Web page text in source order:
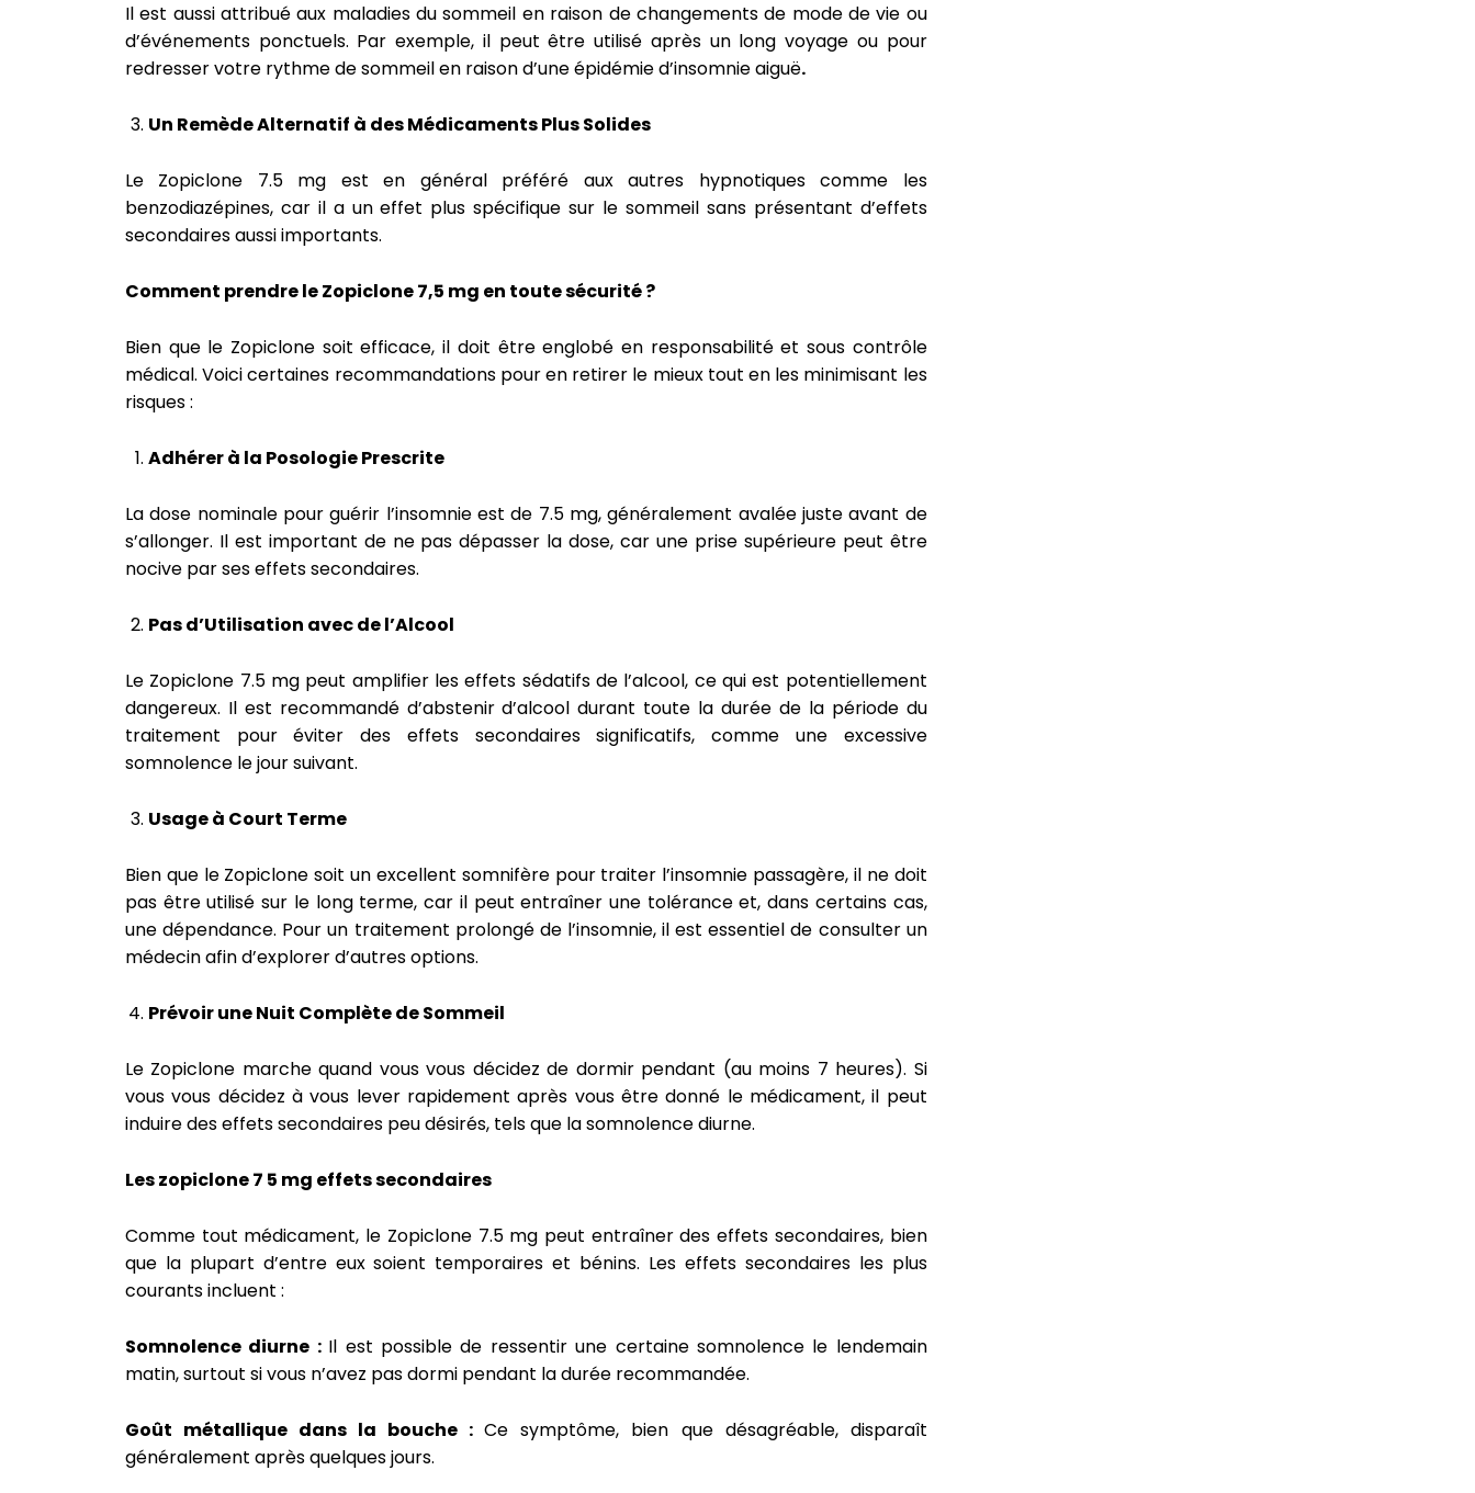
Il est aussi attribué aux maladies du sommeil en raison de changements de mode de vie ou
d’événements ponctuels. Par exemple, il peut être utilisé après un long voyage ou pour
redresser votre rythme de sommeil en raison d’une épidémie d’insomnie aiguë.
Un Remède Alternatif à des Médicaments Plus Solides
Le Zopiclone 7.5 mg est en général préféré aux autres hypnotiques comme les
benzodiazépines, car il a un effet plus spécifique sur le sommeil sans présentant d’effets
secondaires aussi importants.
Comment prendre le Zopiclone 7,5 mg en toute sécurité ?
Bien que le Zopiclone soit efficace, il doit être englobé en responsabilité et sous contrôle
médical. Voici certaines recommandations pour en retirer le mieux tout en les minimisant les
risques :
Adhérer à la Posologie Prescrite
La dose nominale pour guérir l’insomnie est de 7.5 mg, généralement avalée juste avant de
s’allonger. Il est important de ne pas dépasser la dose, car une prise supérieure peut être
nocive par ses effets secondaires.
Pas d’Utilisation avec de l’Alcool
Le Zopiclone 7.5 mg peut amplifier les effets sédatifs de l’alcool, ce qui est potentiellement
dangereux. Il est recommandé d’abstenir d’alcool durant toute la durée de la période du
traitement pour éviter des effets secondaires significatifs, comme une excessive
somnolence le jour suivant.
Usage à Court Terme
Bien que le Zopiclone soit un excellent somnifère pour traiter l’insomnie passagère, il ne doit
pas être utilisé sur le long terme, car il peut entraîner une tolérance et, dans certains cas,
une dépendance. Pour un traitement prolongé de l’insomnie, il est essentiel de consulter un
médecin afin d’explorer d’autres options.
Prévoir une Nuit Complète de Sommeil
Le Zopiclone marche quand vous vous décidez de dormir pendant (au moins 7 heures). Si
vous vous décidez à vous lever rapidement après vous être donné le médicament, il peut
induire des effets secondaires peu désirés, tels que la somnolence diurne.
Les zopiclone 7 5 mg effets secondaires
Comme tout médicament, le Zopiclone 7.5 mg peut entraîner des effets secondaires, bien
que la plupart d’entre eux soient temporaires et bénins. Les effets secondaires les plus
courants incluent :
Somnolence diurne : Il est possible de ressentir une certaine somnolence le lendemain
matin, surtout si vous n’avez pas dormi pendant la durée recommandée.
Goût métallique dans la bouche :Ce symptôme, bien que désagréable, disparaît
généralement après quelques jours.